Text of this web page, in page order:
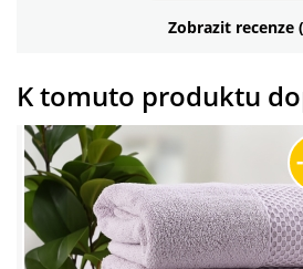
Zobrazit recenze
K tomuto produktu